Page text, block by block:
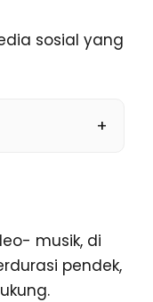
sosial yang
musik, di
pendek,